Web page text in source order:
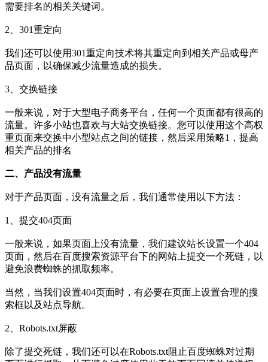
需要排名的相关关键词。
2、301重定向
我们还可以使用301重定向技术将其重定向到相关产品或母产
品页面，以确保减少流量造成的损失。
3、交换链接
一般来说，对于大型电子商务平台，任何一个页面都有很高的
流量。许多小站也喜欢与大站交换链接。您可以使用这个高权
重页面来交换中小型站点之间的链接，然后采用策略1，提高
相关产品的排名
二、产品没有流量
对于产品页面，没有流量之后，我们通常使用以下方法：
1、提交404页面
一般来说，如果页面上没有流量，我们建议站长设置一个404
页面，然后在百度搜索资源平台下的网站上提交一个死链，以
避免浪费蜘蛛的抓取频率。
当然，当我们设置404页面时，有必要在页面上设置合理的搜
索框以及站点导航。
2、Robots.txt屏蔽
除了提交死链，我们还可以在Robots.txt阻止百度蜘蛛对过期